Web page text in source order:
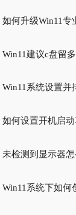
如何升级Win11专
Win11建议c盘留
Win11系统设置并
如何设置开机启
未检测到显示器
Win11系统下如何